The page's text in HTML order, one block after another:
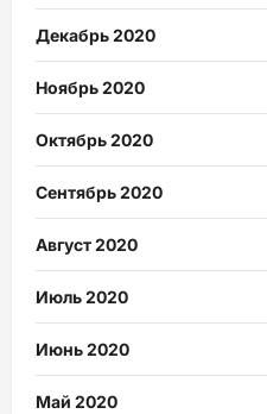
Декабрь 2020
Ноябрь 2020
Октябрь 2020
Сентябрь 2020
Август 2020
Июль 2020
Июнь 2020
Май 2020